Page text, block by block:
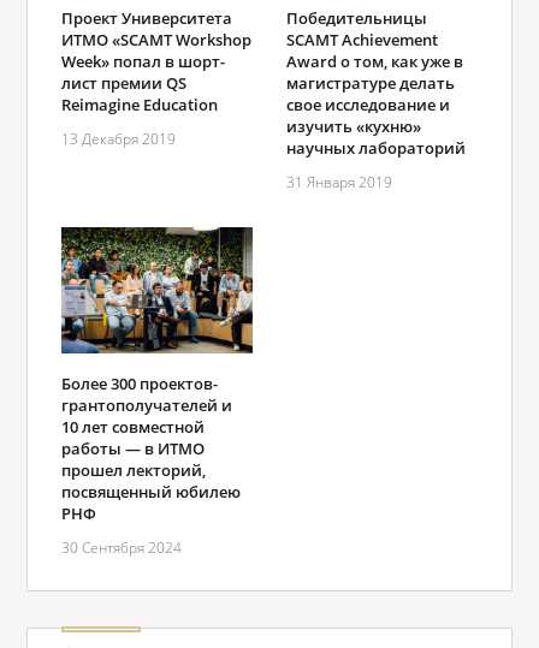
Проект Университета
ИТМО «SCAMT Workshop
Week» попал в шорт-
лист премии QS
Reimagine Education
13 Декабря 2019
Победительницы
SCAMT Achievement
Award о том, как уже в
магистратуре делать
свое исследование и
изучить «кухню»
научных лабораторий
31 Января 2019
Более 300 проектов-
грантополучателей и
10 лет совместной
работы — в ИТМО
прошел лекторий,
посвященный юбилею
РНФ
30 Сентября 2024